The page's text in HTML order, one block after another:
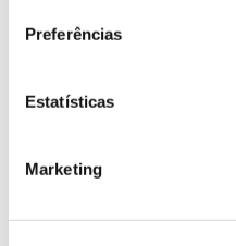
Preferências
Estatísticas
Marketing
Registar galhas de